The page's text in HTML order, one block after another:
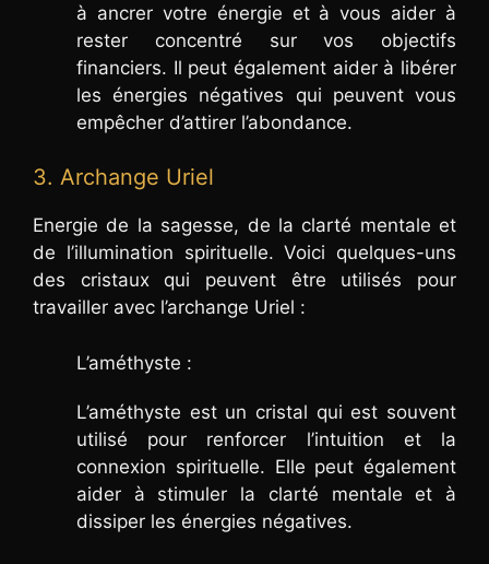
à ancrer votre énergie et à vous aider à
rester concentré sur vos objectifs
financiers. Il peut également aider à libérer
les énergies négatives qui peuvent vous
empêcher d’attirer l’abondance.
3. Archange Uriel
Energie de la sagesse, de la clarté mentale et
de l’illumination spirituelle. Voici quelques-uns
des cristaux qui peuvent être utilisés pour
travailler avec l’archange Uriel :
L’améthyste :
L’améthyste est un cristal qui est souvent
utilisé pour renforcer l’intuition et la
connexion spirituelle. Elle peut également
aider à stimuler la clarté mentale et à
dissiper les énergies négatives.